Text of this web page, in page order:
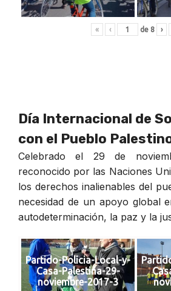
« ‹ de 8 ›
Día Internacional de
con el Pueblo
Celebrado el 29 de
reconocido por las Naciones
los derechos inalienables del
necesidad de un apoyo global
autodeterminación, la paz y la
Partido-Policia-Local-y-
Casa-Palestina-29-
noviembre-2017-3